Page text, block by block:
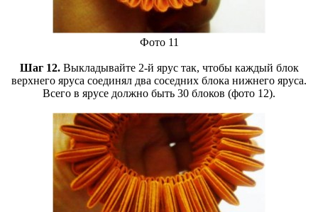
Фото 11
Шаг 12. Выкладывайте 2-й ярус так, чтобы каждый блок
верхнего яруса соединял два соседних блока нижнего яруса.
Всего в ярусе должно быть 30 блоков (фото 12).